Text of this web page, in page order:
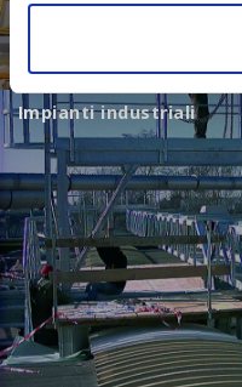
Impianti industriali